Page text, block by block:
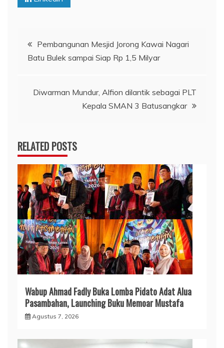
Navigasi
pos
Pembangunan Mesjid Jorong Kawai Nagari
Batu Bulek sampai Siap Rp 1,5 Milyar
Diwarman Mundur, Alfion dilantik sebagai PLT
Kepala SMAN 3 Batusangkar
RELATED POSTS
Wabup Ahmad Fadly Buka Lomba Pidato Adat Alua
Pasambahan, Launching Buku Memoar Mustafa
Agustus 7, 2026